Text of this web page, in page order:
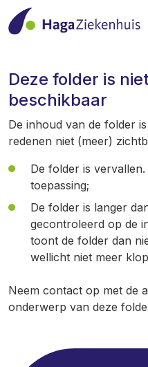
Deze folder is
beschikbaar
De inhoud van de folder
redenen niet (meer)
De folder is
toepassing;
De folder is langer
gecontroleerd op de
toont de folder dan
wellicht niet meer
Neem contact op met de
onderwerp van deze